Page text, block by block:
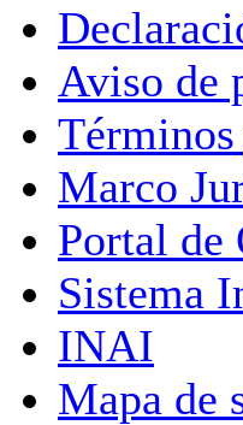
Aviso de
Marco
Portal de
Sistema
INAI
Mapa de